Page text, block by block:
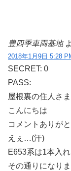
豊四季車両基地
2018年1月9日 5:28
SECRET: 0
PASS:
屋根裏の住人さま
こんにちは
コメントありが
えぇ…(汗)
E653系は1本入
その通りになり